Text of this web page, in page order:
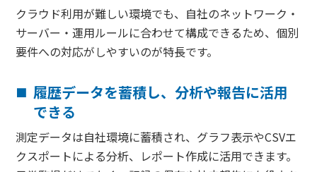
クラウド利用が難しい環境でも、自社のネットワーク・
サーバー・運用ルールに合わせて構成できるため、個別
要件への対応がしやすいのが特長です。
履歴データを蓄積し、分析や報告に活用
できる
測定データは自社環境に蓄積され、グラフ表示やCSVエ
クスポートによる分析、レポート作成に活用できます。